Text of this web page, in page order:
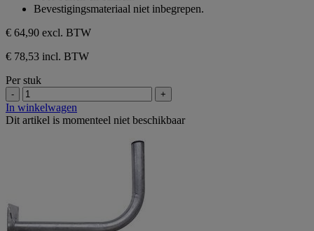
Bevestigingsmateriaal niet inbegrepen.
€ 64,90 excl. BTW
€ 78,53 incl. BTW
Per stuk
- +
In winkelwagen
Dit artikel is momenteel niet beschikbaar